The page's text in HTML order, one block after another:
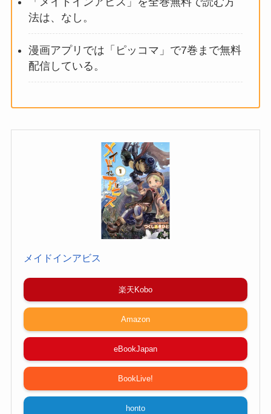
法は、なし。
漫画アプリでは「ピッコマ」で7巻まで無料
配信している。
メイドインアビス
楽天Kobo
Amazon
eBookJapan
BookLive!
honto